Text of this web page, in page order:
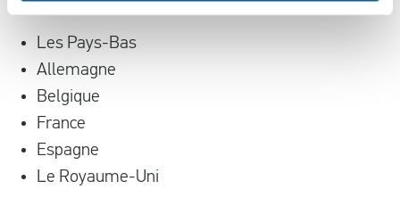
Les Pays-Bas
Allemagne
Belgique
France
Espagne
Le Royaume-Uni